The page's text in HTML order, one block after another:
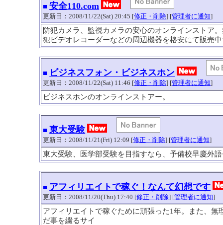
■ 安全110.com
更新日：2008/11/22(Sat) 20:45 [修正・削除] [管理者に通知]
防犯カメラ、監視カメラの安心のオンラインストア
犯ビデオレコーダーなどの周辺機器を格安にて販売
■ ビジネスフォン・ビジネスホン
更新日：2008/11/22(Sat) 11:46 [修正・削除] [管理者に通知]
ビジネスホンのオンラインストアー。
■ 東大受験
更新日：2008/11/21(Fri) 12:09 [修正・削除] [管理者に通知]
東大受験、医学部受験を目指すなら、予備校早慶外
■ アフィリエイトで稼ぐ！なんて幻想です
更新日：2008/11/20(Thu) 17:40 [修正・削除] [管理者に通知]
アフィリエイトで稼ぐために頑張った1年。また、
だ事を綴るサイ